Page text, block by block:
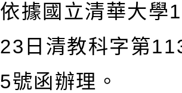
依據國立清華大學
23日清教科字第
5號函辦理。